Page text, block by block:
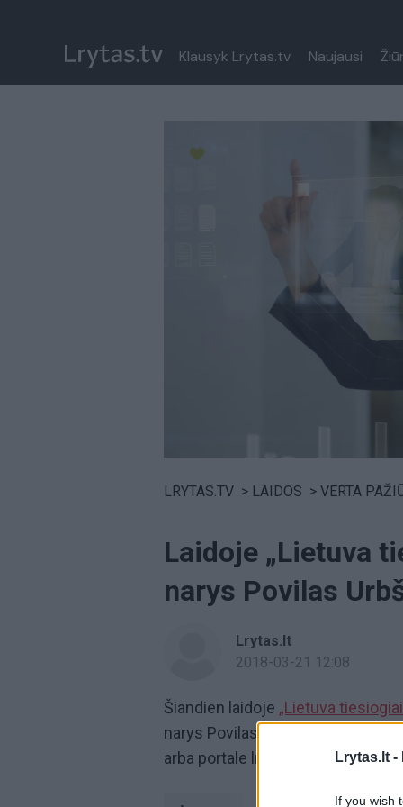
Lrytas.lt -
If you wish
Klausyk Lrytas.tv Naujausi
LRYTAS.TV > LAIDOS > VERTA
Laidoje „Lietuva
narys Povilas
Lrytas.lt
2018-03-21 12:08
Šiandien laidoje „Lietuva
narys Povilas Urbšys. Žiūrėkite
arba portale lrytas.tv.